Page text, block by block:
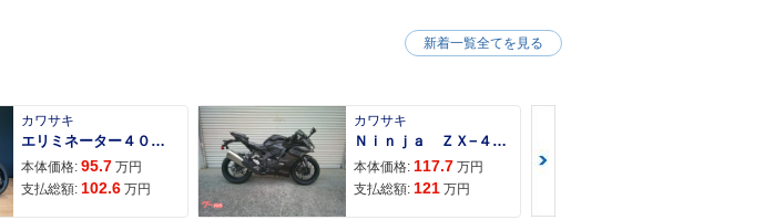
カワサキ
エリミネーター４００ＳＥ
本体価格: 95.7 万円
支払総額: 102.6 万円
カワサキ
Ｎｉｎｊａ ＺＸ−４Ｒ ＳＥ
本体価格: 117.7 万円
支払総額: 121 万円
新着一覧全てを見る